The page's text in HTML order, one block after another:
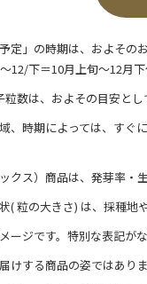
予定」の時期は、およその
12/下＝10月上旬～12月
粒数は、およその目安と
、時期によっては、すぐ
クス）商品は、発芽率・
( 粒の大きさ) は、採種地
ージです。特別な表記が
けする商品の姿ではあり